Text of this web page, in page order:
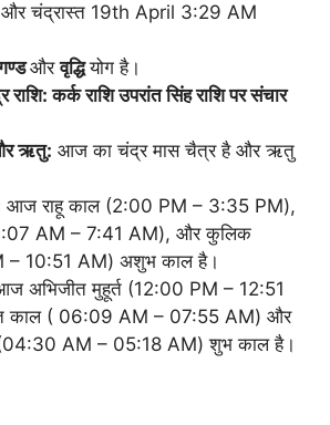
चंद्रास्त 19th April 3:29 AM
औरवृद्धियोग है।
राशि:कर्क राशि उपरांत सिंह राशि पर संचार
ऋतु: आज का चंद्र मास चैत्र है और ऋतु
आज राहू काल (2:00 PM – 3:35 PM),
AM – 7:41 AM), और कुलिक
– 10:51 AM) अशुभ काल है।
अभिजीत मुहूर्त (12:00 PM – 12:51
काल ( 06:09 AM – 07:55 AM) और
(04:30 AM – 05:18 AM) शुभ काल है।